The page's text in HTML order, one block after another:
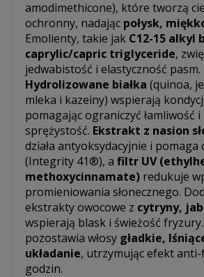
amodimethicone), które tworzą
ochronny, nadając połysk,
Emolienty, takie jak C12-15 alkyl
caprylic/capric triglyceride,
jedwabistość i elastyczność pasm.
Hydrolizowane białka (quinoa,
mleka i kazeiny) wspierają
pomagając ograniczyć łamliwość
sprężystość. Ekstrakt z nasion
działa antyoksydacyjnie i
(Integrity 41®), a filtr UV
methoxycinnamate) redukuje
promieniowania słonecznego.
ekstrakty owocowe z cytryny,
wspierają blask i świeżość
pozostawia włosy gładkie,
układanie, utrzymując efekt
godzin.